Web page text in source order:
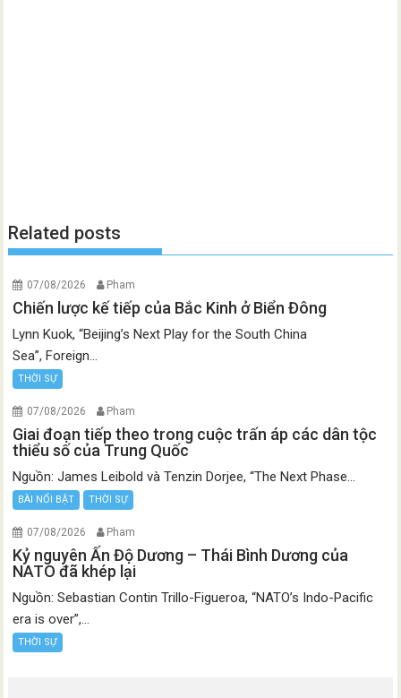
Related posts
07/08/2026 Pham
Chiến lược kế tiếp của Bắc Kinh ở Biển Đông
Lynn Kuok, “Beijing’s Next Play for the South China
Sea”, Foreign...
THỜI SỰ
07/08/2026 Pham
Giai đoạn tiếp theo trong cuộc trấn áp các dân tộc
thiểu số của Trung Quốc
Nguồn: James Leibold và Tenzin Dorjee, “The Next Phase...
BÀI NỔI BẬT THỜI SỰ
07/08/2026 Pham
Kỷ nguyên Ấn Độ Dương – Thái Bình Dương của
NATO đã khép lại
Nguồn: Sebastian Contin Trillo-Figueroa, “NATO’s Indo-Pacific
era is over”,...
THỜI SỰ